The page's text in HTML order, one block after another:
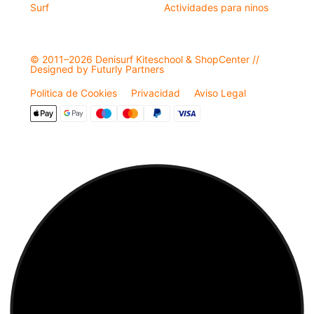
Surf Actividades para ninos
© 2011–2026 Denisurf Kiteschool & ShopCenter //
Designed by Futurly Partners
Politica de Cookies
Privacidad Aviso Legal